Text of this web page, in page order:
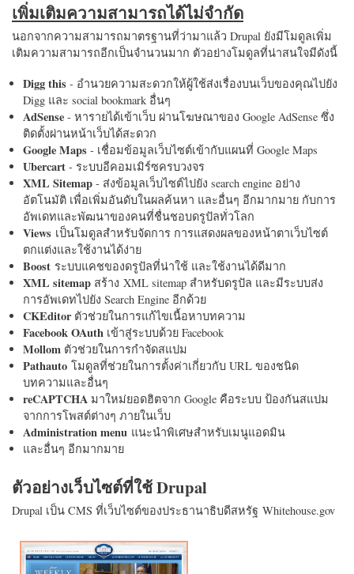
เพิ่มเติมความสามารถได้ไม่จำกัด
นอกจากความสามารถมาตรฐานที่ว่ามาแล้ว Drupal ยังมีโมดูลเพิ่ม
เติมความสามารถอีกเป็นจำนวนมาก ตัวอย่างโมดูลที่น่าสนใจมีดังนี้
Digg this - อำนวยความสะดวกให้ผู้ใช้ส่งเรื่องบนเว็บของคุณไปยัง
Digg และ social bookmark อื่นๆ
AdSense - หารายได้เข้าเว็บ ผ่านโฆษณาของ Google AdSense ซึ่ง
ติดตั้งผ่านหน้าเว็บได้สะดวก
Google Maps - เชื่อมข้อมูลเว็บไซต์เข้ากับแผนที่ Google Maps
Ubercart - ระบบอีคอมเมิร์ซครบวงจร
XML Sitemap - ส่งข้อมูลเว็บไซต์ไปยัง search engine อย่าง
อัตโนมัติ เพื่อเพิ่มอันดับในผลค้นหา และอื่นๆ อีกมากมาย กับการ
อัพเดทและพัฒนาของคนที่ชื่นชอบดรูปัลทั่วโลก
Views เป็นโมดูลสำหรับจัดการ การแสดงผลของหน้าตาเว็บไซต์
ตกแต่งและใช้งานได้ง่าย
Boost ระบบแคชของดรูปัลที่น่าใช้ และใช้งานได้ดีมาก
XML sitemap สร้าง XML sitemap สำหรับดรูปัล และมีระบบส่ง
การอัพเดทไปยัง Search Engine อีกด้วย
CKEditorตัวช่วยในการแก้ไขเนื้อหาบทความ
Facebook OAuth เข้าสู่ระบบด้วย Facebook
Mollom ตัวช่วยในการกำจัดสแปม
Pathauto โมดูลที่ช่วยในการตั้งค่าเกี่ยวกับ URL ของชนิด
บทความและอื่นๆ
reCAPTCHA มาใหม่ยอดฮิตจาก Google คือระบบ ป้องกันสแปม
จากการโพสต์ต่างๆ ภายในเว็บ
Administration menu แนะนำพิเศษสำหรับเมนูแอดมิน
และอื่นๆ อีกมากมาย
ตัวอย่างเว็บไซต์ที่ใช้ Drupal
Drupal เป็น CMS ที่เว็บไซต์ของประธานาธิบดีสหรัฐ Whitehouse.gov